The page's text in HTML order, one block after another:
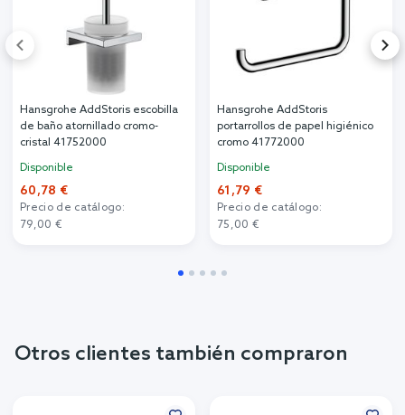
Hansgrohe AddStoris escobilla
de baño atornillado cromo-
cristal 41752000
Disponible
60,78 €
Precio de catálogo:
79,00 €
Hansgrohe AddStoris
portarrollos de papel higiénico
cromo 41772000
Disponible
61,79 €
Precio de catálogo:
75,00 €
Otros clientes también compraron